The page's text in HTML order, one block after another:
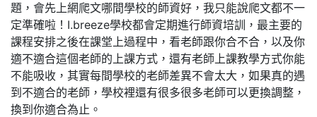
題，會先上網爬文哪間學校的師資好，我只能說爬文都不一
定準確啦！I.breeze學校都會定期進行師資培訓，最主要的
課程安排之後在課堂上過程中，看老師跟你合不合，以及你
適不適合這個老師的上課方式，還有老師上課教學方式你能
不能吸收，其實每間學校的老師差異不會太大，如果真的遇
到不適合的老師，學校裡還有很多很多老師可以更換調整，
換到你適合為止。